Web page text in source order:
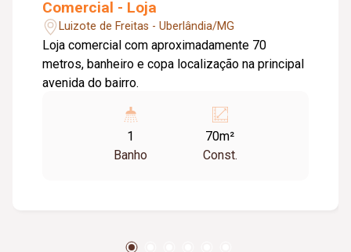
Comercial - Loja
Luizote de Freitas - Uberlândia/MG
Loja comercial com aproximadamente 70
metros, banheiro e copa localização na principal
avenida do bairro.
1
Banho
70m²
Const.